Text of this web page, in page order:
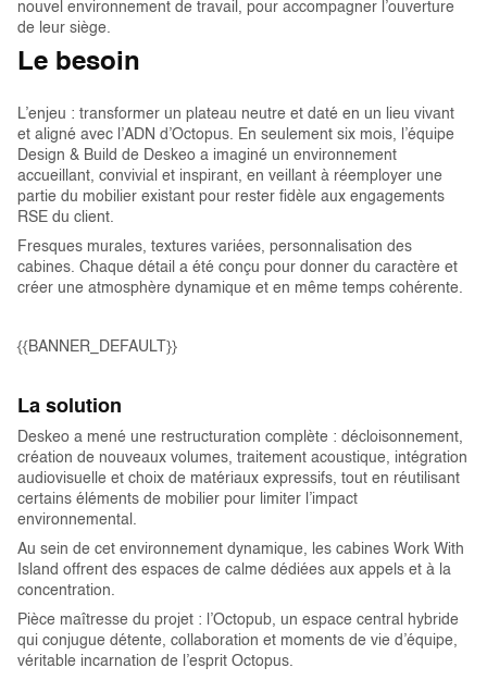
nouvel environnement de travail, pour accompagner l’ouverture
de leur siège.
Le besoin
L’enjeu : transformer un plateau neutre et daté en un lieu vivant
et aligné avec l’ADN d’Octopus. En seulement six mois, l’équipe
Design & Build de Deskeo a imaginé un environnement
accueillant, convivial et inspirant, en veillant à réemployer une
partie du mobilier existant pour rester fidèle aux engagements
RSE du client.
Fresques murales, textures variées, personnalisation des
cabines. Chaque détail a été conçu pour donner du caractère et
créer une atmosphère dynamique et en même temps cohérente.
{{BANNER_DEFAULT}}
La solution
Deskeo a mené une restructuration complète : décloisonnement,
création de nouveaux volumes, traitement acoustique, intégration
audiovisuelle et choix de matériaux expressifs, tout en réutilisant
certains éléments de mobilier pour limiter l’impact
environnemental.
Au sein de cet environnement dynamique, les cabines Work With
Island offrent des espaces de calme dédiées aux appels et à la
concentration.
Pièce maîtresse du projet : l’Octopub, un espace central hybride
qui conjugue détente, collaboration et moments de vie d’équipe,
véritable incarnation de l’esprit Octopus.